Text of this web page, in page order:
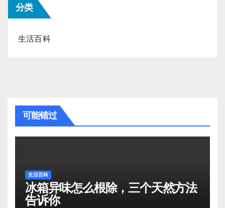
分类
生活百科
可能错过
生活百科
冰箱异味怎么根除，三个天然方法
告诉你